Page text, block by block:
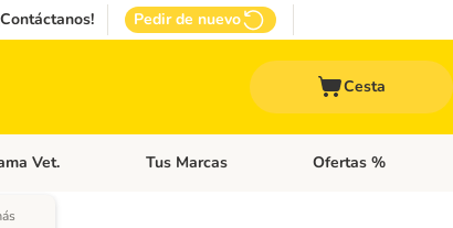
Pedir de nuevo
Cesta
Gatos
de categoria abierto: Otros Animales
Vet. Menú de categoria abierto: Gama Vet.
Tus Marcas Menú de categoria
Ofertas %